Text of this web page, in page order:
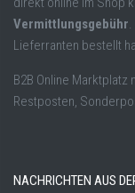
Vermittlungsgebühr
Lieferranten bestellt
B2B Online Marktplatz
Restposten,
NACHRICHTEN AUS